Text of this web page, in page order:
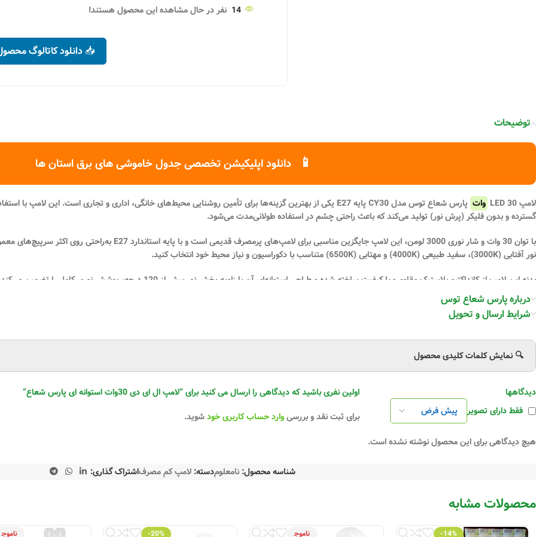
14 نفر در حال مشاهده این محصول هستند!
📥 دانلود کاتالوگ
توضیحات
📱 دانلود اپلیکیشن تخصصی جدول خاموشی های برق استان ها
لامپ LED 30 وات پارس شعاع توس مدل CY30 پایه E27 یکی از بهترین گزینه‌ها برای تأمین روشنایی محیط‌های خانگی، اداری و تجاری است. این لامپ با
گسترده و بدون فلیکر (پرش نور) تولید می‌کند که باعث راحتی چشم در استفاده طولانی‌مدت می‌شود.
با توان 30 وات و شار نوری 3000 لومن، این لامپ جایگزین مناسبی برای لامپ‌های پرمصرف قدیمی است و با پایه استاندارد E27 به‌راحتی روی اکثر سرپیچ‌های
نورآفتابی (3000K) ، سفید طبیعی (4000K) ومهتابی (6500K)
متناسب با دکوراسیون و نیاز محیط خود انتخاب کنید.
بدنه این لامپ ازکانداکتیو پلاستیک مقاوم و با کیفیت ساخته شده و طراحی استوانه‌ای
واقعی‌تر رنگ‌ها می‌شود.
ویژگی‌ها:
توان: 30 وات
پایه: E27
منبع نور: LED SMD (چیدمان پشت نور)
رنگ نور: آفتابی، سفید، سفید طبیعی
دمای رنگ نور: 3000K، 4000K، 6500K
درباره پارس شعاع توس
شرایط ارسال و تحویل
🔍 نمایش کلمات کلیدی محصول
دیدگاهها
فقط دارای تصویر
هیچ دیدگاهی برای این محصول نوشته نشده است.
اولین نفری باشید که دیدگاهی را ارسال می کنید برای “لامپ ال ای دی 30وات استوانه ای پارس شعاع”
برای ثبت نقد و بررسیوارد حساب کاربری خودشوید.
شناسه محصول:نامعلومدسته: لامپ کم مصرفاشتراک گذاری:
محصولات مشابه
-14% ناموج -20% ناموج